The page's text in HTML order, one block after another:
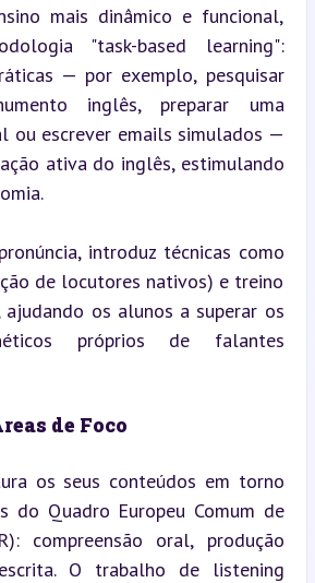
mais dinâmico e funcional,
"task-based learning":
— por exemplo, pesquisar
inglês, preparar uma
ou escrever emails simulados —
ativa do inglês, estimulando
introduz técnicas como
de locutores nativos) e treino
ajudando os alunos a superar os
próprios de falantes
de Foco
os seus conteúdos em torno
do Quadro Europeu Comum de
compreensão oral, produção
O trabalho de listening